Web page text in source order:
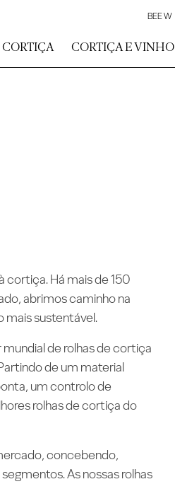
CORTIÇA CORTIÇA E VINHO
BEE W
cortiça. Há mais de 150
abrimos caminho na
mais sustentável.
de rolhas de cortiça
de um material
um controlo de
rolhas de cortiça do
concebendo,
As nossas rolhas